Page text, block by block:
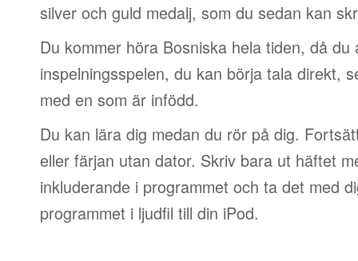
silver och guld medalj, som du sedan kan
Du kommer höra Bosniska hela tiden, då du
inspelningsspelen, du kan börja tala direkt,
med en som är infödd.
Du kan lära dig medan du rör på dig.
eller färjan utan dator. Skriv bara ut häftet
inkluderande i programmet och ta det med
programmet i ljudfil till din iPod.